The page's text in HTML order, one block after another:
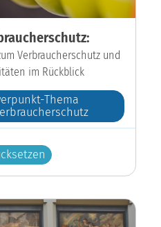
Verbraucherschutz und
im Rückblick
Thema